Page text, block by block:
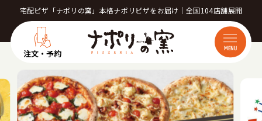
宅配ピザ「ナポリの窯」本格ナポリピザをお届け｜全国104店舗展開
注文・予約 MENU